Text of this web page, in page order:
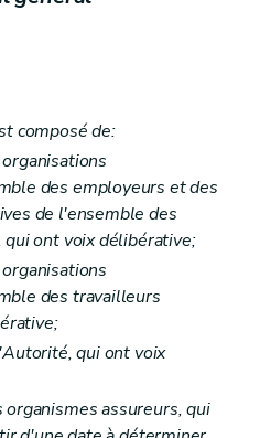
Disposition générale
et subventionnement
composé de:
des employeurs et des
de l'ensemble des
ont voix délibérative;
des travailleurs
qui ont voix
assureurs, qui